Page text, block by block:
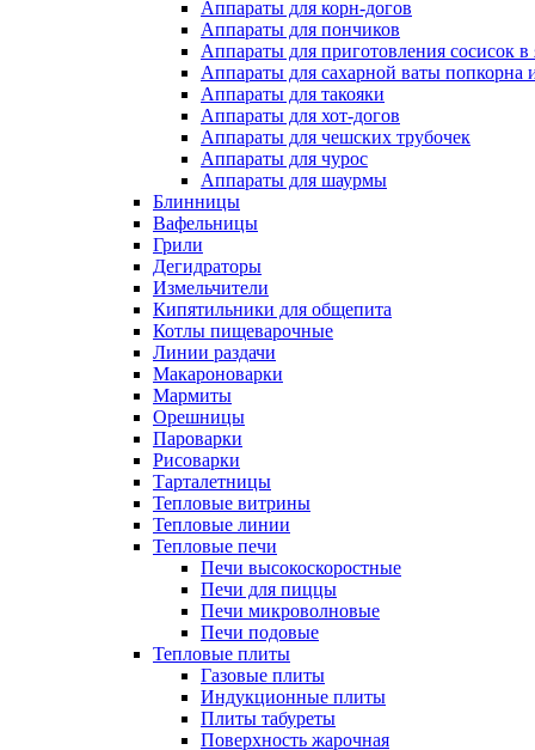
Аппараты для корн-догов
Аппараты для пончиков
Аппараты для приготовления сосисок в
Аппараты для сахарной ваты попкорна
Аппараты для такояки
Аппараты для хот-догов
Аппараты для чешских трубочек
Аппараты для чурос
Аппараты для шаурмы
Блинницы
Вафельницы
Грили
Дегидраторы
Измельчители
Кипятильники для общепита
Котлы пищеварочные
Линии раздачи
Макароноварки
Мармиты
Орешницы
Пароварки
Рисоварки
Тарталетницы
Тепловые витрины
Тепловые линии
Тепловые печи
Печи высокоскоростные
Печи для пиццы
Печи микроволновые
Печи подовые
Тепловые плиты
Газовые плиты
Индукционные плиты
Плиты табуреты
Поверхность жарочная